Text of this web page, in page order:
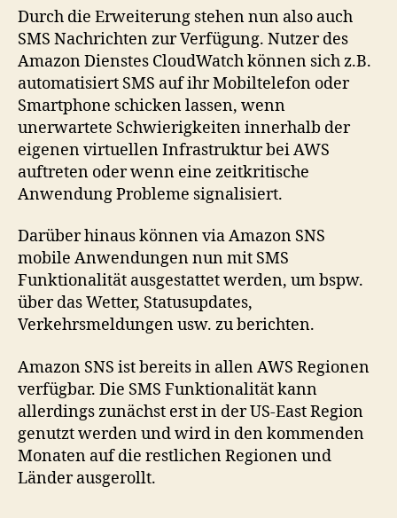
Durch die Erweiterung stehen nun also auch
SMS Nachrichten zur Verfügung. Nutzer des
Amazon Dienstes CloudWatch können sich z.B.
automatisiert SMS auf ihr Mobiltelefon oder
Smartphone schicken lassen, wenn
unerwartete Schwierigkeiten innerhalb der
eigenen virtuellen Infrastruktur bei AWS
auftreten oder wenn eine zeitkritische
Anwendung Probleme signalisiert.
Darüber hinaus können via Amazon SNS
mobile Anwendungen nun mit SMS
Funktionalität ausgestattet werden, um bspw.
über das Wetter, Statusupdates,
Verkehrsmeldungen usw. zu berichten.
Amazon SNS ist bereits in allen AWS Regionen
verfügbar. Die SMS Funktionalität kann
allerdings zunächst erst in der US-East Region
genutzt werden und wird in den kommenden
Monaten auf die restlichen Regionen und
Länder ausgerollt.